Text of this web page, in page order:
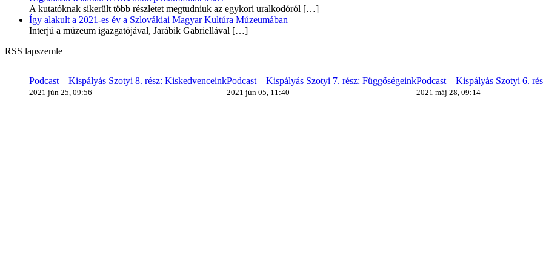
A kutatóknak sikerült több részletet megtudniuk az egykori uralkodóról […]
Így alakult a 2021-es év a Szlovákiai Magyar Kultúra Múzeumában
Interjú a múzeum igazgatójával, Jarábik Gabriellával […]
RSS lapszemle
Podcast – Kispályás Szotyi 8. rész: Kiskedvenceink
2021 jún 25, 09:56
Podcast – Kispályás Szotyi 7. rész: Függőségeink
2021 jún 05, 11:40
Podcast – Kispályás Szotyi 6.
2021 máj 28, 09:14